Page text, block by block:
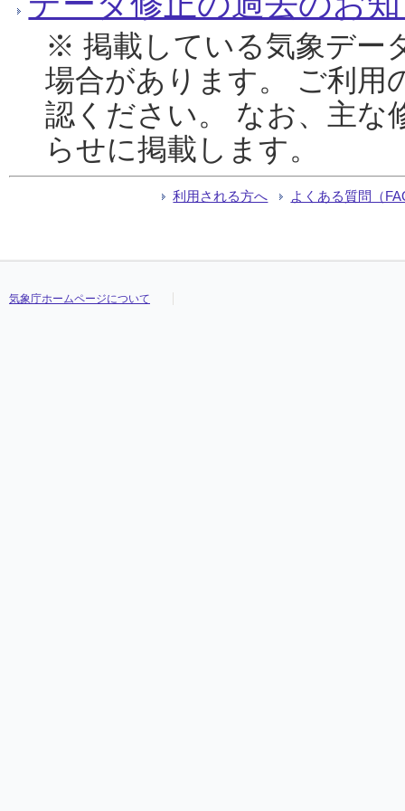
※ 掲載している気象デー
場合があります。 ご利用
認ください。 なお、主な
らせに掲載します。
利用される方へ よくある質問（
気象庁ホームページについて